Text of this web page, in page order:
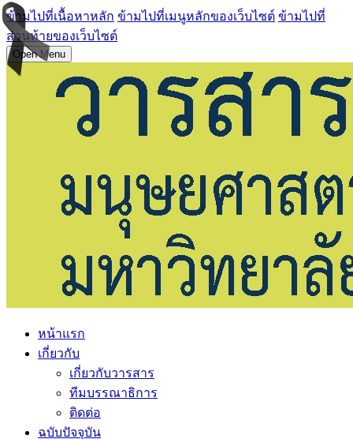
ข้ามไปที่เนื้อหาหลัก ข้ามไปที่เมนูหลักของเว็บไซต์ ข้ามไปที่
ส่วนท้ายของเว็บไซต์
Open Menu
หน้าแรก
เกี่ยวกับ
เกี่ยวกับวารสาร
ทีมบรรณาธิการ
ติดต่อ
ฉบับปัจจุบัน